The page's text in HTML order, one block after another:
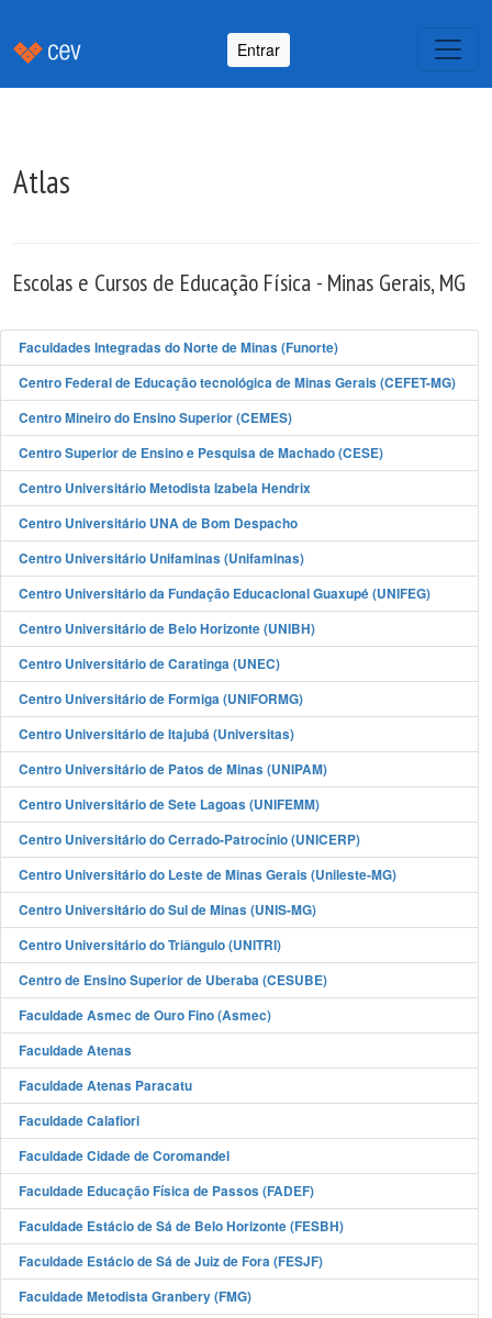
Entrar
Atlas
Escolas e Cursos de Educação Física - Minas Gerais, MG
Faculdades Integradas do Norte de Minas (Funorte)
Centro Federal de Educação tecnológica de Minas Gerais (CEFET-MG)
Centro Mineiro do Ensino Superior (CEMES)
Centro Superior de Ensino e Pesquisa de Machado (CESE)
Centro Universitário Metodista Izabela Hendrix
Centro Universitário UNA de Bom Despacho
Centro Universitário Unifaminas (Unifaminas)
Centro Universitário da Fundação Educacional Guaxupé (UNIFEG)
Centro Universitário de Belo Horizonte (UNIBH)
Centro Universitário de Caratinga (UNEC)
Centro Universitário de Formiga (UNIFORMG)
Centro Universitário de Itajubá (Universitas)
Centro Universitário de Patos de Minas (UNIPAM)
Centro Universitário de Sete Lagoas (UNIFEMM)
Centro Universitário do Cerrado-Patrocínio (UNICERP)
Centro Universitário do Leste de Minas Gerais (Unileste-MG)
Centro Universitário do Sul de Minas (UNIS-MG)
Centro Universitário do Triângulo (UNITRI)
Centro de Ensino Superior de Uberaba (CESUBE)
Faculdade Asmec de Ouro Fino (Asmec)
Faculdade Atenas
Faculdade Atenas Paracatu
Faculdade Calafiori
Faculdade Cidade de Coromandel
Faculdade Educação Física de Passos (FADEF)
Faculdade Estácio de Sá de Belo Horizonte (FESBH)
Faculdade Estácio de Sá de Juiz de Fora (FESJF)
Faculdade Metodista Granbery (FMG)